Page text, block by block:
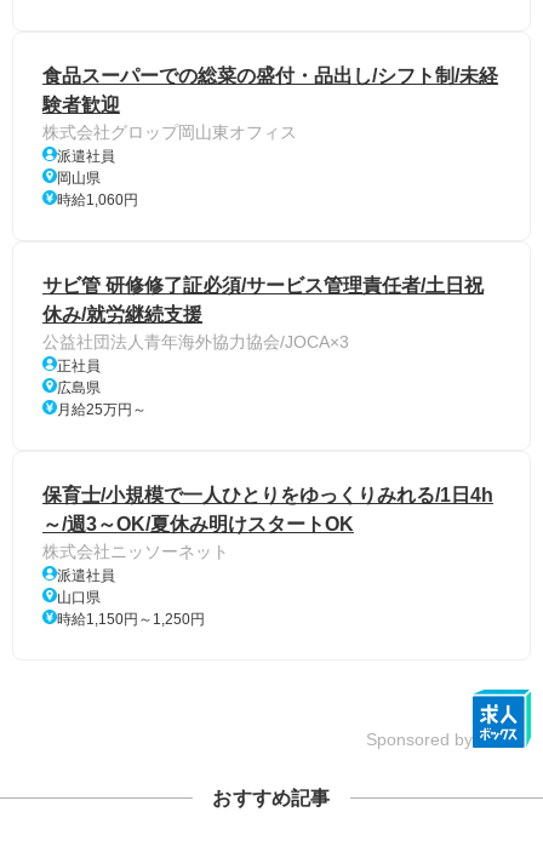
食品スーパーでの総菜の盛付・品出し/シフト制/未経
験者歓迎
株式会社グロップ岡山東オフィス
派遣社員
岡山県
時給1,060円
サビ管 研修修了証必須/サービス管理責任者/土日祝
休み/就労継続支援
公益社団法人青年海外協力協会/JOCA×3
正社員
広島県
月給25万円～
保育士/小規模で一人ひとりをゆっくりみれる/1日4h
～/週3～OK/夏休み明けスタートOK
株式会社ニッソーネット
派遣社員
山口県
時給1,150円～1,250円
Sponsored by
おすすめ記事